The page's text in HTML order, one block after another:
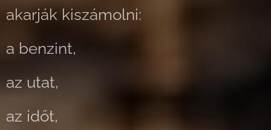
akarják kiszámolni:
a benzint,
az utat,
az időt,